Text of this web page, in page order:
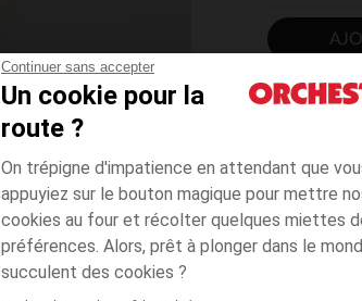
Continuer sans accepter
Un cookie pour la
route ?
On trépigne d'impatience en attendant que
appuyiez sur le bouton magique pour mettre
cookies au four et récolter quelques miettes
préférences. Alors, prêt à plonger dans le
succulent des cookies ?